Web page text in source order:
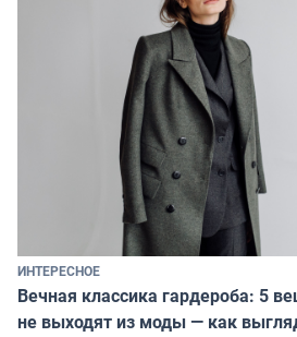
ИНТЕРЕСНОЕ
Вечная классика гардероба: 5
не выходят из моды — как